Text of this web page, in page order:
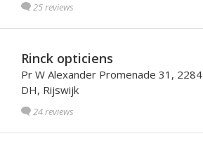
25 reviews
Rinck opticiens
Pr W Alexander Promenade 31, 2284
DH, Rijswijk
24 reviews